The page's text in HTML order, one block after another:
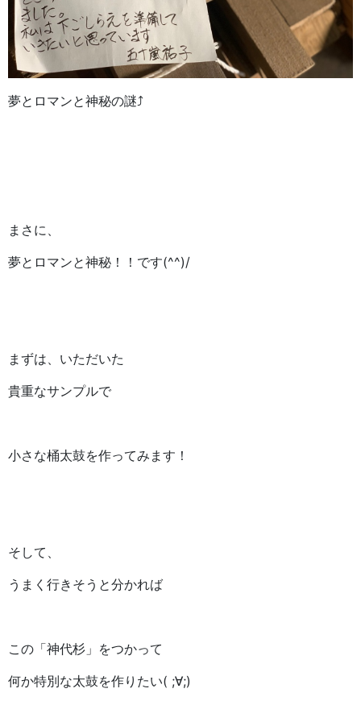
夢とロマンと神秘の謎⤴
まさに、
夢とロマンと神秘！！です(^^)/
まずは、いただいた
貴重なサンプルで
小さな桶太鼓を作ってみます！
そして、
うまく行きそうと分かれば
この「神代杉」をつかって
何か特別な太鼓を作りたい( ;∀;)